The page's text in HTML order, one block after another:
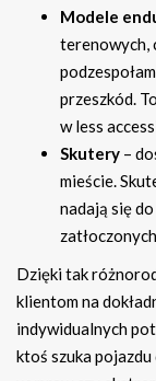
Modele
terenowych,
przeszkód.
w less
Skutery –
mieście.
nadają się
Dzięki tak
klientom na
indywidualnych
ktoś szuka